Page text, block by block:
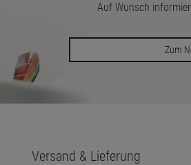
Auf Wunsch
Zum
Versand & Lieferung